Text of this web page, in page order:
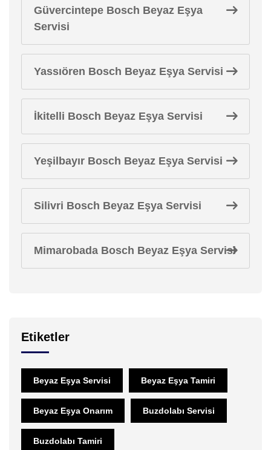
Güvercintepe Bosch Beyaz Eşya
Servisi
Yassıören Bosch Beyaz Eşya Servisi
İkitelli Bosch Beyaz Eşya Servisi
Yeşilbayır Bosch Beyaz Eşya Servisi
Silivri Bosch Beyaz Eşya Servisi
Mimarobada Bosch Beyaz Eşya Servisi
Etiketler
Beyaz Eşya Servisi Beyaz Eşya Tamiri
Beyaz Eşya Onarım Buzdolabı Servisi
Buzdolabı Tamiri